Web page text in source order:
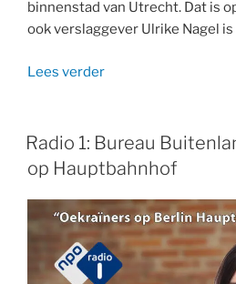
binnenstad van Utrecht. Dat is
ook verslaggever Ulrike Nagel is
Lees verder“Lentebock
Utrecht”
Radio 1: Bureau
op Hauptbahnhof